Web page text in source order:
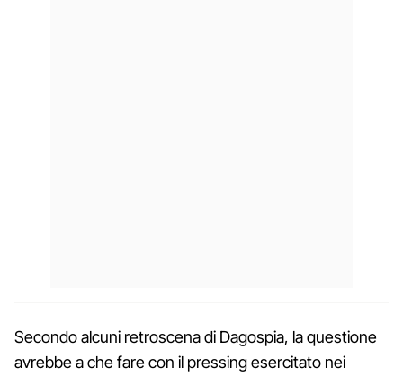
Secondo alcuni retroscena di Dagospia, la questione
avrebbe a che fare con il pressing esercitato nei